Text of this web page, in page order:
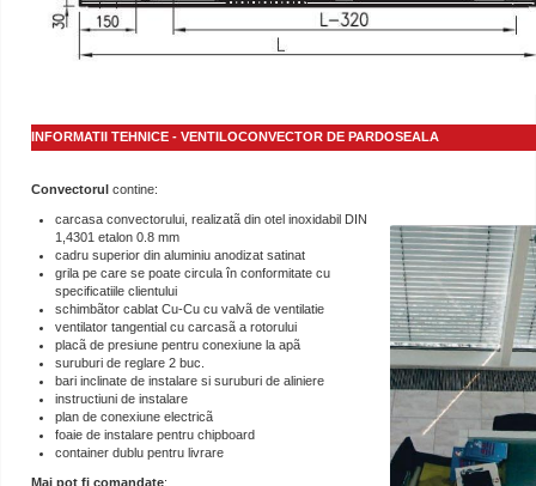
INFORMATII TEHNICE - VENTILOCONVECTOR DE PARDOSEALA
Convectorul contine:
carcasa convectorului, realizatã din otel inoxidabil DIN
1,4301 etalon 0.8 mm
cadru superior din aluminiu anodizat satinat
grila pe care se poate circula în conformitate cu
specificatiile clientului
schimbãtor cablat Cu-Cu cu valvã de ventilatie
ventilator tangential cu carcasã a rotorului
placã de presiune pentru conexiune la apã
suruburi de reglare 2 buc.
bari inclinate de instalare si suruburi de aliniere
instructiuni de instalare
plan de conexiune electricã
foaie de instalare pentru chipboard
container dublu pentru livrare
Mai pot fi comandate: